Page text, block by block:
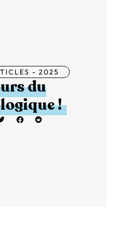
- 2025
du
!